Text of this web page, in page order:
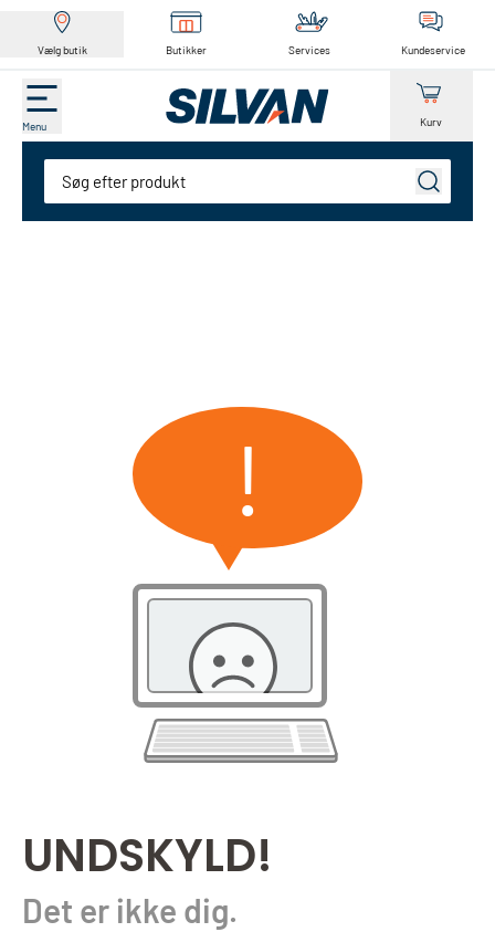
Vælg butik Butikker Services Kundeservice
Menu Kurv
Søg
UNDSKYLD!
Det er ikke dig.
!